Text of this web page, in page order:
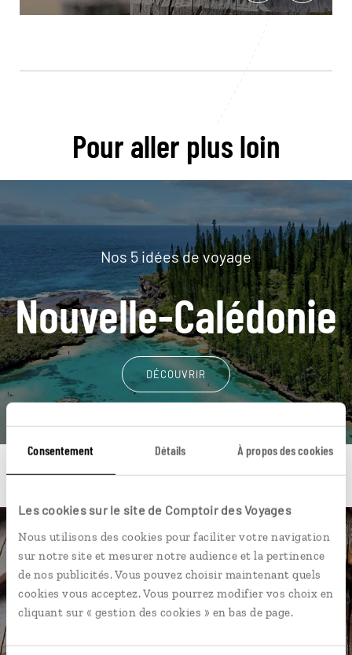
Consentement Détails À propos des cookies
Les cookies sur le site de Comptoir des Voyages
Nous utilisons des cookies pour faciliter votre navigation
sur notre site et mesurer notre audience et la pertinence
de nos publicités. Vous pouvez choisir maintenant quels
cookies vous acceptez. Vous pourrez modifier vos choix en
cliquant sur « gestion des cookies » en bas de page.
Pour aller plus loin
Nos 5 idées de voyage
Nouvelle-Calédonie
DÉCOUVRIR
Une envie de voyage
particulière ?